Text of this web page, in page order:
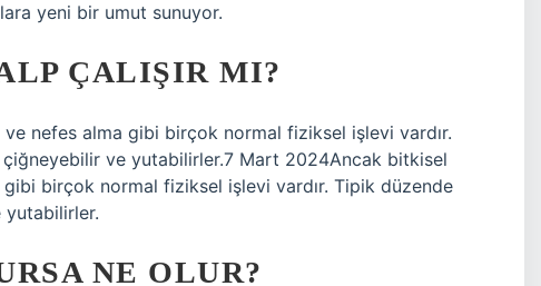
yeni bir umut sunuyor.
ÇALIŞIR MI?
nefes alma gibi birçok normal fiziksel işlevi vardır.
ve yutabilirler.7 Mart 2024Ancak bitkisel
birçok normal fiziksel işlevi vardır. Tipik düzende
yutabilirler.
NE OLUR?